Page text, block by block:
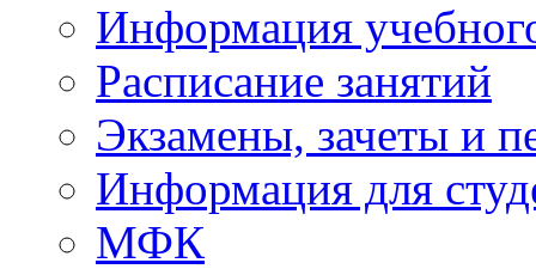
Информация
Расписание занятий
Экзамены, зачеты и
Информация для
МФК